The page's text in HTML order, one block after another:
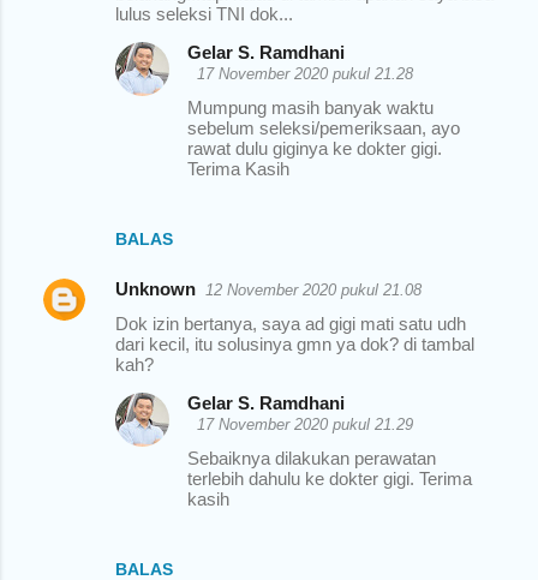
lulus seleksi TNI dok...
BALAS
Gelar S. Ramdhani
17 November 2020 pukul 21.28
Mumpung masih banyak waktu
sebelum seleksi/pemeriksaan, ayo
rawat dulu giginya ke dokter gigi.
Terima Kasih
Unknown 12 November 2020 pukul 21.08
Dok izin bertanya, saya ad gigi mati satu udh
dari kecil, itu solusinya gmn ya dok? di tambal
kah?
BALAS
Gelar S. Ramdhani
17 November 2020 pukul 21.29
Sebaiknya dilakukan perawatan
terlebih dahulu ke dokter gigi. Terima
kasih